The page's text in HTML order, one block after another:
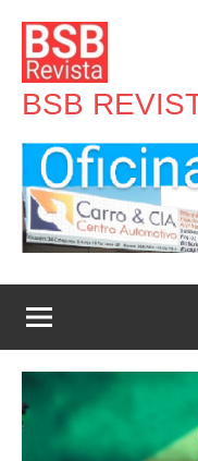
para
conteúdo
BSB